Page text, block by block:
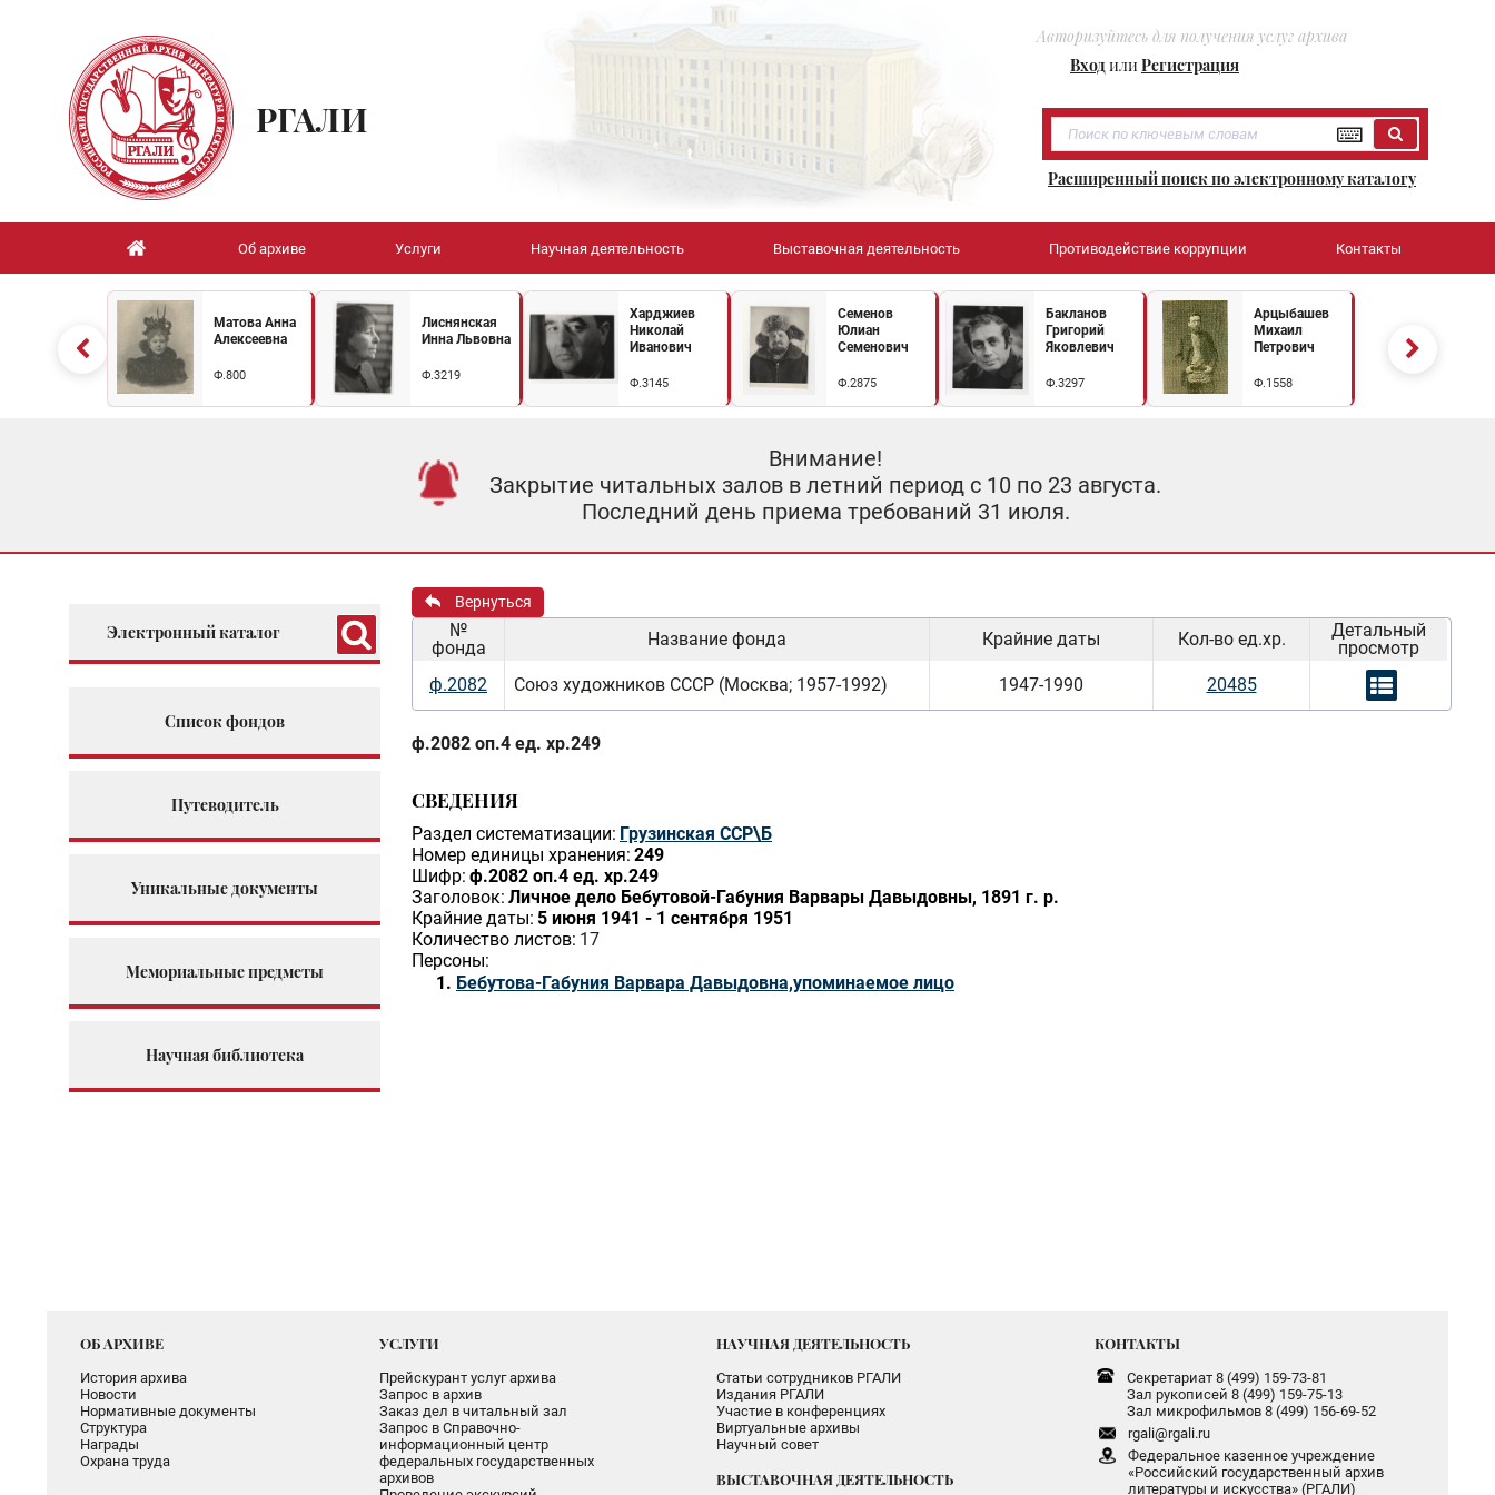
Авторизуйтесь для получения услуг архива
ВходилиРегистрация
РГАЛИ
Расширенный поиск по электронному каталогу
Об архиве Услуги Научная деятельность Выставочная деятельность Противодействие коррупции Контакты
Матова Анна
Алексеевна
Ф.800
Лиснянская
Инна Львовна
Ф.3219
Харджиев
Николай
Иванович
Ф.3145
Семенов
Юлиан
Семенович
Ф.2875
Бакланов
Григорий
Яковлевич
Ф.3297
Арцыбашев
Михаил
Петрович
Ф.1558
Внимание!
Закрытие читальных залов в летний период с 10 по 23 августа.
Последний день приема требований 31 июля.
Электронный каталог
Список фондов
Путеводитель
Уникальные документы
Мемориальные предметы
Научная библиотека
Вернуться
№
фонда
Название фонда Крайние даты Кол-во ед.хр.
Детальный
просмотр
ф.2082
Союз художников СССР (Москва; 1957-1992) 1947-1990 20485
ф.2082 оп.4 ед. хр.249
СВЕДЕНИЯ
Раздел систематизации: Грузинская ССР\Б
Номер единицы хранения: 249
Шифр: ф.2082 оп.4 ед. хр.249
Заголовок: Личное дело Бебутовой-Габуния Варвары Давыдовны, 1891 г. р.
Крайние даты: 5 июня 1941 - 1 сентября 1951
Количество листов: 17
Персоны:
Бебутова-Габуния Варвара Давыдовна,упоминаемое лицо
ОБ АРХИВЕ
История архива
Новости
Нормативные документы
Структура
Награды
Охрана труда
УСЛУГИ
Прейскурант услуг архива
Запрос в архив
Заказ дел в читальный зал
Запрос в Справочно-
информационный центр
федеральных государственных
архивов
НАУЧНАЯ ДЕЯТЕЛЬНОСТЬ
Статьи сотрудников РГАЛИ
Издания РГАЛИ
Участие в конференциях
Виртуальные архивы
Научный совет
ВЫСТАВОЧНАЯ ДЕЯТЕЛЬНОСТЬ
КОНТАКТЫ
Секретариат 8 (499) 159-73-81
Зал рукописей 8 (499) 159-75-13
Зал микрофильмов 8 (499) 156-69-52
rgali@rgali.ru
Федеральное казенное учреждение
«Российский государственный архив
литературы и искусства» (РГАЛИ)